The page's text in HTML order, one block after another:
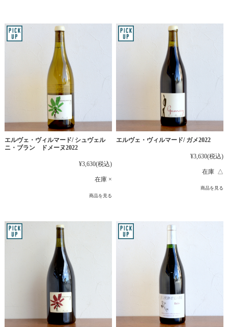
エルヴェ・ヴィルマード/ シュヴェル
ニ・ブラン ドメーヌ2022
¥3,630(税込)
在庫 ×
商品を見る
エルヴェ・ヴィルマード/ ガメ2022
¥3,630(税込)
在庫 △
商品を見る